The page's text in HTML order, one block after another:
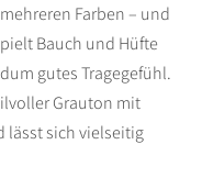
Farben – und
Bauch und Hüfte
gutes Tragegefühl.
Grauton mit
lässt sich vielseitig